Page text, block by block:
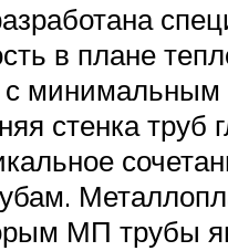
в плане
с
стенка
МП трубы